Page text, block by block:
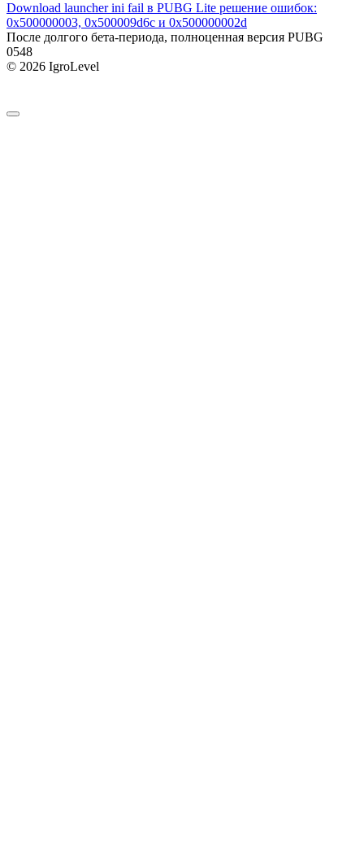
Download launcher ini fail в PUBG Lite решение ошибок:
0x500000003, 0x500009d6c и 0x500000002d
После долгого бета-периода, полноценная версия PUBG
0548
© 2026 IgroLevel